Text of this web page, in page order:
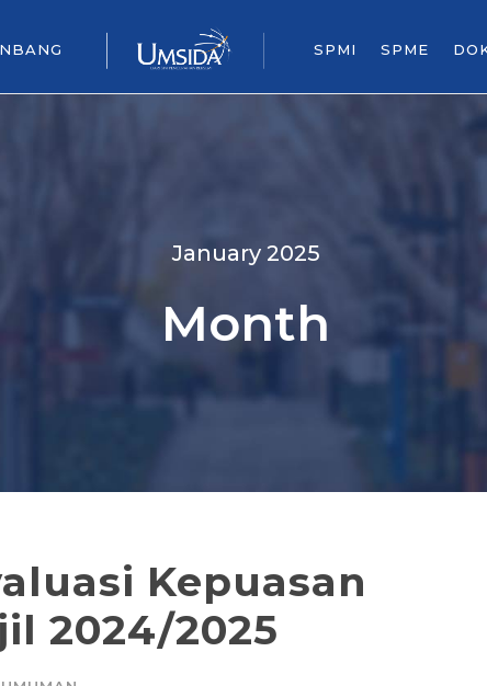
SPMI SPME
January 2025
Month
Kepuasan
2024/2025